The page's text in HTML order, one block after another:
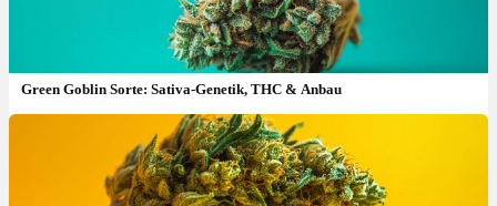
Green Goblin Sorte: Sativa-Genetik, THC & Anbau